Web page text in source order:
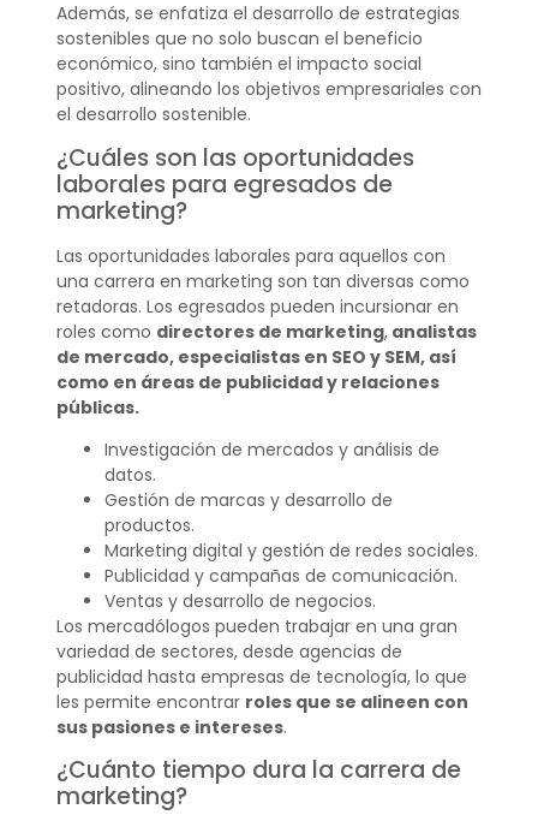
Además, se enfatiza el desarrollo de estrategias
sostenibles que no solo buscan el beneficio
económico, sino también el impacto social
positivo, alineando los objetivos empresariales con
el desarrollo sostenible.
¿Cuáles son las oportunidades
laborales para egresados de
marketing?
Las oportunidades laborales para aquellos con
una carrera en marketing son tan diversas como
retadoras. Los egresados pueden incursionar en
roles como directores de marketing,analistas
de mercado, especialistas en SEO y SEM, así
como en áreas de publicidad y relaciones
públicas.
Investigación de mercados y análisis de
datos.
Gestión de marcas y desarrollo de
productos.
Marketing digital y gestión de redes sociales.
Publicidad y campañas de comunicación.
Ventas y desarrollo de negocios.
Los mercadólogos pueden trabajar en una gran
variedad de sectores, desde agencias de
publicidad hasta empresas de tecnología, lo que
les permite encontrar roles que se alineen con
sus pasiones e intereses.
¿Cuánto tiempo dura la carrera de
marketing?